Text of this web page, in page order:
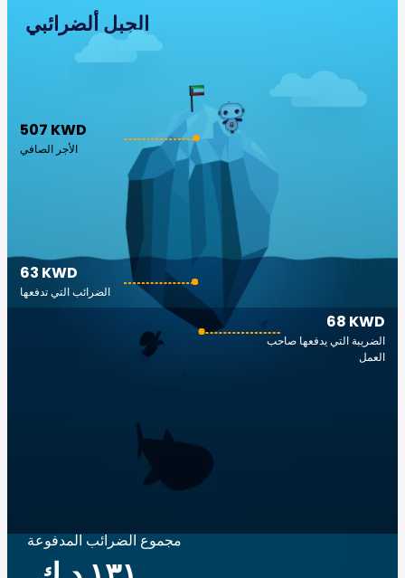
الجبل ألضرائبي
507 KWD
الأجر الصافي
68 KWD
الضريبة التي يدفعها صاحب
العمل
63 KWD
الضرائب التي تدفعها
مجموع الضرائب المدفوعة